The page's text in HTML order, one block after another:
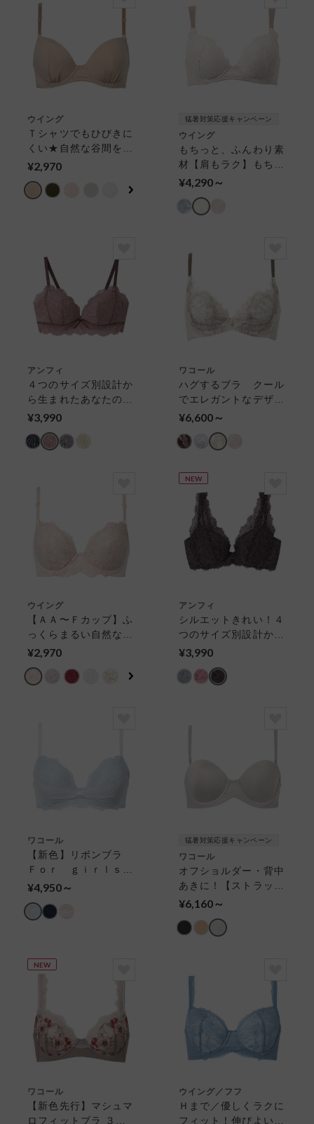
ウイング
Ｔシャツでもひびきに
くい★自然な谷間をメ
イク【ＡＡ〜Ｆカッ
プブラ〉 ３／４カッ
¥2,970
猛暑対策応援キャンペーン
ウイング
もちっと、ふんわり素
材【肩もラク】もちっ
とふわっとブラ ３／
¥4,290～
アンフィ
４つのサイズ別設計か
ら生まれたあなたのた
めのブラ【ｓｔｙｌｉ
カップブラ
¥3,990
ワコール
ハグするブラ クール
でエレガントなデザイ
ン ３／４カップブラ
¥6,600～
ウイング
【ＡＡ〜Ｆカップ】ふ
っくらまるい自然な谷
間をメイク〈ナチュラ
４カップブラ
¥2,970
NEW
アンフィ
シルエットきれい！４
つのサイズ別設計から
生まれたあなたのため
ｔ ４Ｕ】 ワイヤー
¥3,990
ワコール
【新色】リボンブラ
Ｆｏｒ ｇｉｒｌｓ
若い世代の体型特徴を
ップブラ
¥4,950～
猛暑対策応援キャンペーン
ワコール
オフショルダー・背中
あきに！【ストラップ
レス】 １／２カップ
¥6,160～
NEW
ワコール
【新色先行】マシュマ
ロフィットブラ ３／
ウイング／フフ
Ｈまで／優しくラクに
フィット！伸びよい素